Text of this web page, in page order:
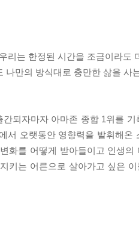
리는 한정된 시간을 조금이라
나만의 방식대로 충만한 삶을
되자마자 아마존 종합 1위를
오랫동안 영향력을 발휘해온
화를 어떻게 받아들이고 인생
키는 어른으로 살아가고 싶은